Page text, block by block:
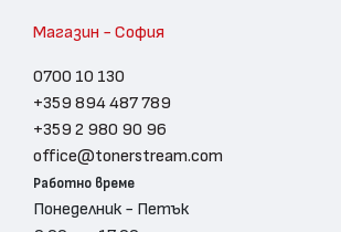
Магазин - София
0700 10 130
+359 894 487 789
+359 2 980 90 96
office@tonerstream.com
Работно време
Понеделник - Петък